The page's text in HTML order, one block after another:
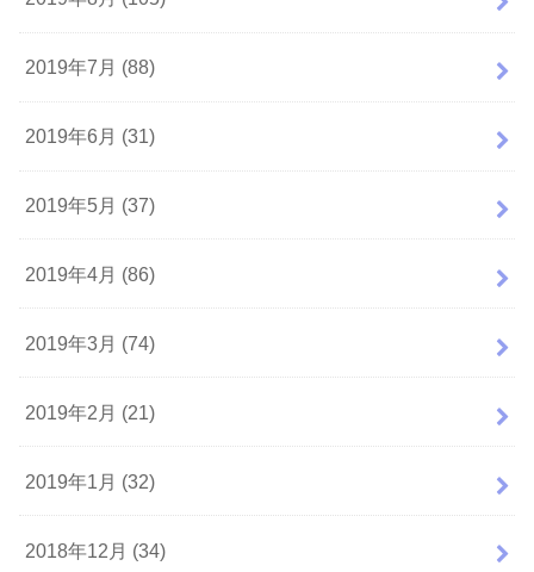
2019年7月 (88)
2019年6月 (31)
2019年5月 (37)
2019年4月 (86)
2019年3月 (74)
2019年2月 (21)
2019年1月 (32)
2018年12月 (34)